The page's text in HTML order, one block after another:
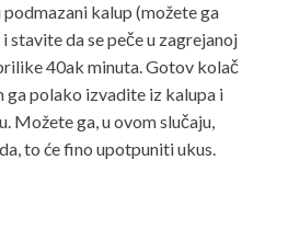
kalup (možete ga
stavite da se peče u zagrejanoj
40ak minuta. Gotov kolač
ga polako izvadite iz kalupa i
Možete ga, u ovom slučaju,
to će fino upotpuniti ukus.